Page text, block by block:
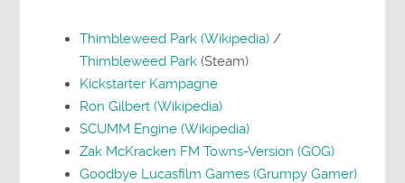
Thimbleweed Park (Wikipedia) /
Thimbleweed Park (Steam)
Kickstarter Kampagne
Ron Gilbert (Wikipedia)
SCUMM Engine (Wikipedia)
Zak McKracken FM Towns-Version (GOG)
Goodbye Lucasfilm Games (Grumpy Gamer)